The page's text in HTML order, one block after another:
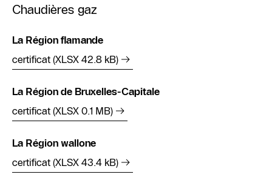
Chaudières gaz
La Région flamande
certificat (XLSX 42.8 kB)
La Région de Bruxelles-Capitale
certificat (XLSX 0.1 MB)
La Région wallone
certificat (XLSX 43.4 kB)